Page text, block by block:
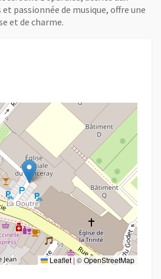
passionnée de musique, offre une
et de charme.
l'handicap Moteur
Leaflet|©OpenStreetMap